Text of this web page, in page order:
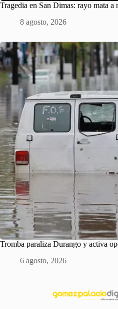
Tragedia en San Dimas: rayo mata a
8 agosto, 2026
Tromba paraliza Durango y activa
6 agosto, 2026